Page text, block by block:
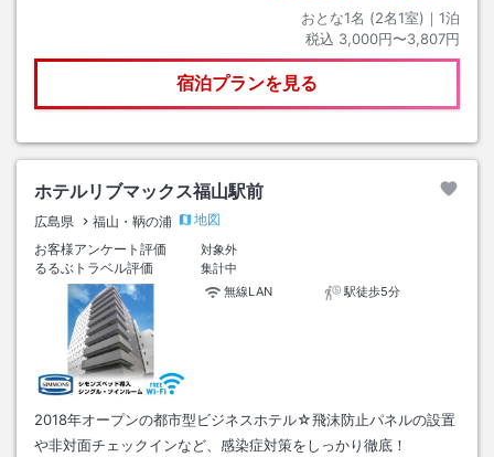
おとな1名 (2名1室)｜ 1泊
税込 3,000円〜3,807円
宿泊プランを見る
ホテルリブマックス福山駅前
広島県 福山・鞆の浦
地図
お客様アンケート評価
対象外
るるぶトラベル評価
集計中
無線LAN
駅徒歩5分
2018年オープンの都市型ビジネスホテル☆飛沫防止パネルの設置
や非対面チェックインなど、感染症対策をしっかり徹底！